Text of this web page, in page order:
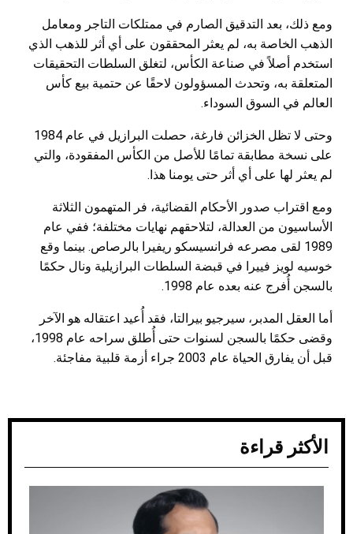
ومع ذلك، بعد التدقيق الصارم في ممتلكات التاجر ومعامل
الذهب الخاصة به، لم يعثر المحققون على أي أثر للذهب الذي
استخدم أصلاً في صناعة الكأس، لتغلق السلطات التحقيقات
المتعلقة به، وتحدث المسؤولون لاحقًا عن حتمية بيع كأس
العالم في السوق السوداء.
وحتى لا تظل الخزائن فارغة، حصلت البرازيل في عام 1984
على نسخة مطابقة تمامًا للأصل من الكأس المفقودة، والتي
لم يعثر لها على أي أثر حتى يومنا هذا.
ومع اقتراب صدور الأحكام القضائية، فر المتهمون الثلاثة
الأساسيون من العدالة، لتلاحقهم نهايات مختلفة؛ ففي عام
1989 لقى مصرعه فرانسيسكو ريفيرا بالرصاص. بينما وقع
خوسيه لويز فييرا في قبضة السلطات البرازيلية ونال حكمًا
بالسجن أُفرج عنه بعده عام 1998.
أما العقل المدبر، سيرجيو بيرالتا، فقد أُعيد اعتقاله هو الآخر
وقضى حكمًا بالسجن لسنوات حتى أُطلق سراحه عام 1998،
قبل أن يفارق الحياة عام 2003 جراء أزمة قلبية مفاجئة.
الأكثر قراءة